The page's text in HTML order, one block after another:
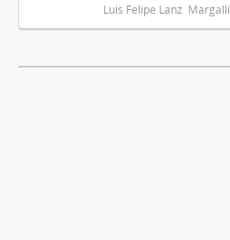
Luis Felipe Lanz Margalli